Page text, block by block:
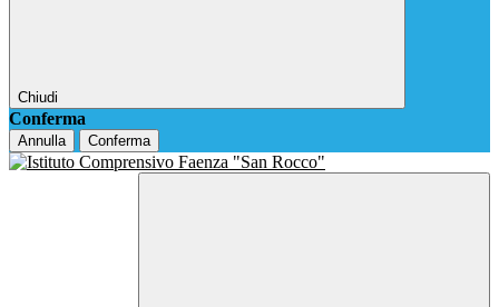
Chiudi
Conferma
Annulla Conferma